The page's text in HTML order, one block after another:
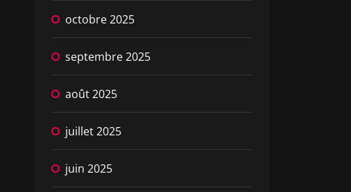
octobre 2025
septembre 2025
août 2025
juillet 2025
juin 2025